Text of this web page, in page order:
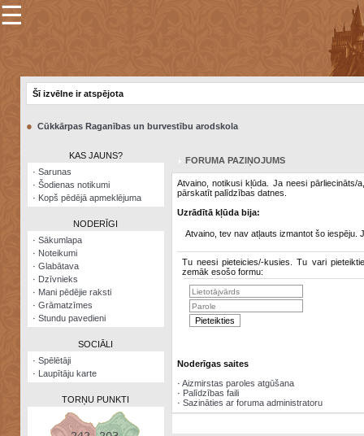
×
Šodienas
notikumi
Visatcera
almanahs
Arhīvs
☰
Šī izvēlne ir atspējota
● Cūkkārpas Raganības un burvestību arodskola
KAS JAUNS?
· Sarunas
· Šodienas notikumi
· Kopš pēdējā apmeklējuma
NODERĪGI
· Sākumlapa
· Noteikumi
· Glabātava
· Dzīvnieks
· Mani pēdējie raksti
· Grāmatzīmes
· Stundu pavedieni
SOCIĀLI
· Spēlētāji
· Laupītāju karte
TORŅU PUNKTI
FORUMA PAZIŅOJUMS
Atvaino, notikusi kļūda. Ja neesi pārliecināts/
pārskatīt palīdzības datnes.
Uzrādītā kļūda bija:
Atvaino, tev nav atļauts izmantot šo iespēju.
Tu neesi pieteicies/-kusies. Tu vari
zemāk esošo formu:
Noderīgas saites
· Aizmirstas paroles atgūšana
· Palīdzības faili
· Sazināties ar foruma administratoru